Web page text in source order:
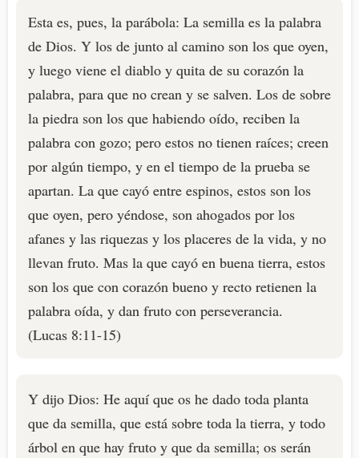
Esta es, pues, la parábola: La semilla es la palabra
de Dios. Y los de junto al camino son los que oyen,
y luego viene el diablo y quita de su corazón la
palabra, para que no crean y se salven. Los de sobre
la piedra son los que habiendo oído, reciben la
palabra con gozo; pero estos no tienen raíces; creen
por algún tiempo, y en el tiempo de la prueba se
apartan. La que cayó entre espinos, estos son los
que oyen, pero yéndose, son ahogados por los
afanes y las riquezas y los placeres de la vida, y no
llevan fruto. Mas la que cayó en buena tierra, estos
son los que con corazón bueno y recto retienen la
palabra oída, y dan fruto con perseverancia.
(Lucas 8:11-15)
Y dijo Dios: He aquí que os he dado toda planta
que da semilla, que está sobre toda la tierra, y todo
árbol en que hay fruto y que da semilla; os serán